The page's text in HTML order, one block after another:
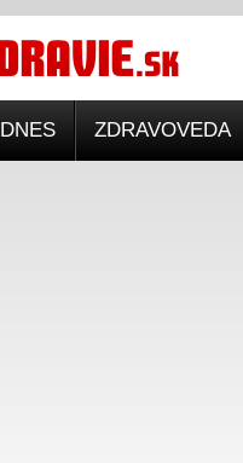
DNES ZDRAVOVEDA